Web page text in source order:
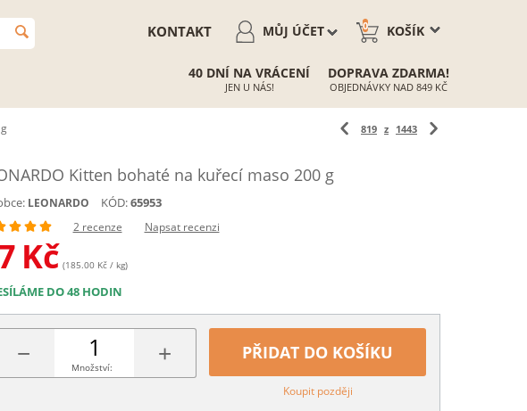
KOŠÍK
0
MŮJ ÚČET
KONTAKT
40 DNÍ NA VRÁCENÍ
JEN U NÁS!
DOPRAVA ZDARMA!
OBJEDNÁVKY NAD 849 KČ
819 z 1443
Kitten bohaté na kuřecí maso 200 g
LEONARDO KÓD:65953
2 recenze Napsat recenzi
Kč (185.00 Kč / kg)
DO 48 HODIN
− +
Množství:
PŘIDAT DO KOŠÍKU
Koupit později